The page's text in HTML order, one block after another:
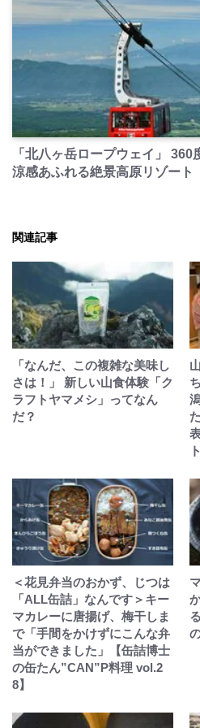
「北八ヶ岳ロープウェイ」 360
涼感あふれる絶景高原リゾート
関連記事
「なんだ、この複雑な美味し
さは！」 新しい山食体験「ク
ラフトヤマメシ」ってなん
だ？
＜花見弁当のおかず、じつは
「ALL缶詰」なんです＞キー
マカレーに唐揚げ、梅干しま
で「手間をかけずにこんな弁
当ができました」【缶詰博士
の缶たん”CAN”P料理 vol.2
8】